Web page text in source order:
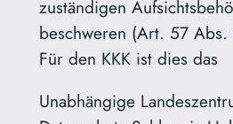
zuständigen
beschweren (Art. 57
Für den KKK ist dies das
Unabhängige